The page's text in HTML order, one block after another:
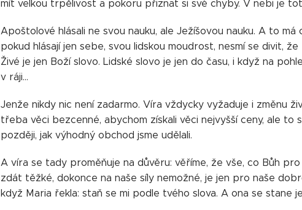
mít velkou trpělivost a pokoru přiznat si své chyby. V nebi je
Apoštolové hlásali ne svou nauku, ale Ježíšovou nauku. A to
pokud hlásají jen sebe, svou lidskou moudrost, nesmí se divit,
Živé je jen Boží slovo. Lidské slovo je jen do času, i když na
v ráji...
Jenže nikdy nic není zadarmo. Víra vždycky vyžaduje i změnu
třeba věci bezcenné, abychom získali věci nejvyšší ceny, ale to
později, jak výhodný obchod jsme udělali.
A víra se tady proměňuje na důvěru: věříme, že vše, co Bůh
zdát těžké, dokonce na naše síly nemožné, je jen pro naše
když Maria řekla: staň se mi podle tvého slova. A ona se stane